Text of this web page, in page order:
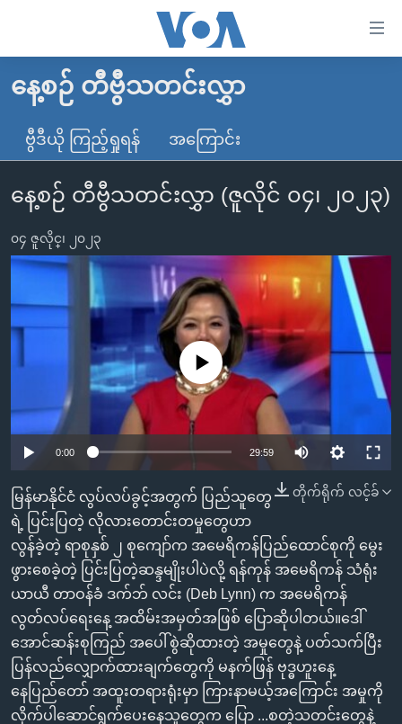
လွယ်ကူ
သည့်
များ
ပင်မ
အကြောင်းအရာ
ကျော်
ကြည့်
အ
ညွန်း
စာမျက်နှာ
ကျော်
ကြည့်
ရန်
ရှာဖွေ
ရန်
နေရာ
သို့
ကျော်
ရန်
မူလစာမျက်နှာ
မြန်မာ
ကမ္ဘာ့သတင်းများ
နိုင်ငံတကာ
တရုတ်
ဗွီဒီယို
ရပ်ဝန်းတခု လမ်းတခု အလွန်
အမေရိကန်သုံးအီဒီယံ
မကြေးမုံရဲ့ အင်္ဂလိပ်စာ
ရုပ်ရှင်ထဲက အင်္ဂလိပ်စာ
သုတပဒေသာ အင်္ဂလိပ်စာ
အပတ်စဉ်ကဏ္ဍများ
ရေဒီယိုနှင့်ရုပ်သံ အချက်အလက်များ
ရေဒီယို/တီဗွီအစီအစဉ်
Learning English
ဘာသာစကားများ
နေ့စဉ် တီဗွီသတင်းလွှာ
ဗွီဒီယို ကြည့်ရှုရန် အကြောင်း
နေ့စဉ် တီဗွီသတင်းလွှာ (ဇူလိုင် ၀၄၊ ၂၀၂၃)
၀၄ ဇူလိုင္၊ ၂၀၂၃
No media source currently available
0:00 29:59
တိုက်ရိုက် လင့်ခ်
မြန်မာနိုင်ငံ လွပ်လပ်ခွင့်အတွက် ပြည်သူတွေ
ရဲ့ ပြင်းပြတဲ့ လိုလားတောင်းတမှုတွေဟာ
လွန်ခဲ့တဲ့ ရာစုနှစ် ၂ စုကျော်က အမေရိကန်ပြည်ထောင်စုကို မွေး
ဖွားစေခဲ့တဲ့ ပြင်းပြတဲ့ဆန္ဒမျိုးပါပဲလို့ ရန်ကုန် အမေရိကန် သံရုံး
ယာယီ တာဝန်ခံ ဒက်ဘ် လင်း (Deb Lynn) က အမေရိကန်
လွတ်လပ်ရေးနေ့ အထိမ်းအမှတ်အဖြစ် ပြောဆိုပါတယ်။ဒေါ်
အောင်ဆန်းစုကြည် အပေါ်စွဲဆိုထားတဲ့ အမှုတွေနဲ့ ပတ်သက်ပြီး
ပြန်လည်လျှောက်ထားချက်တွေကို မနက်ဖြန် ဗုဒ္ဓဟူးနေ့
နေပြည်တော် အထူးတရားရုံးမှာ ကြားနာမယ့်အကြောင်း အမှုကို
လိုက်ပါဆောင်ရွက်ပေးနေသူတွေက ပြော ...စတဲ့သတင်းတွေနဲ့